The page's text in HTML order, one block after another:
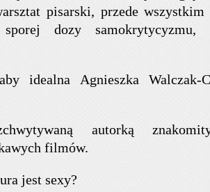
pisarski, przede
sporej dozy
idealna Agnieszka Walczak-
autorką
filmów.
jest sexy?